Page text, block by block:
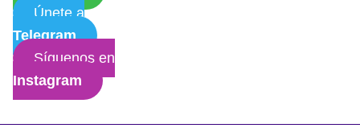
Únete a
Telegram
Síguenos en
Instagram